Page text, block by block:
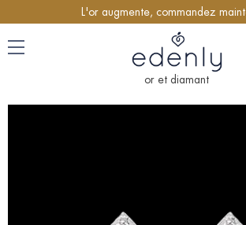
L'or augmente, commandez
or et diamant